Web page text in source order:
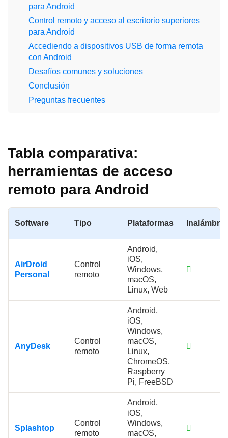
para Android
Control remoto y acceso al escritorio superiores
para Android
Accediendo a dispositivos USB de forma remota
con Android
Desafíos comunes y soluciones
Conclusión
Preguntas frecuentes
Tabla comparativa:
herramientas de acceso
remoto para Android
Software Tipo Plataformas
AirDroid
Personal
Control
remoto
Android,
iOS,
Windows,
macOS,
Linux, Web
AnyDesk
Control
remoto
Android,
iOS,
Windows,
macOS,
Linux,
ChromeOS,
Raspberry
Pi, FreeBSD
Splashtop
Control
remoto
Android,
iOS,
Windows,
macOS,